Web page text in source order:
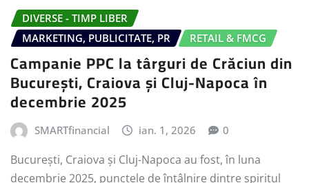
DIVERSE - TIMP LIBER
MARKETING, PUBLICITATE, PR
RETAIL & FMCG
Campanie PPC la târguri de Crăciun din
București, Craiova și Cluj-Napoca în
decembrie 2025
SMARTfinancial ian. 1, 2026 0
București, Craiova și Cluj-Napoca au fost, în luna
decembrie 2025, punctele de întâlnire dintre spiritul